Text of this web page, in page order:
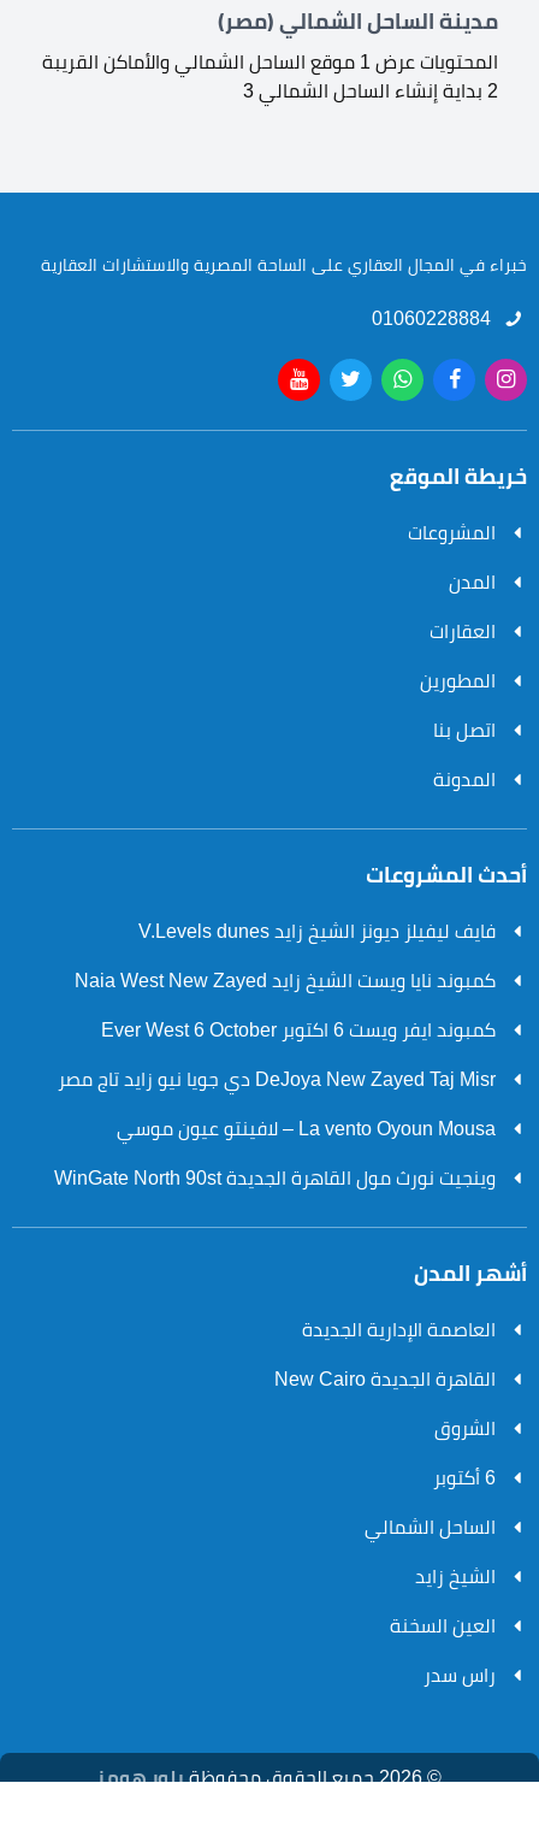
مدينة الساحل الشمالي (مصر)
المحتويات عرض 1 موقع الساحل الشمالي والأماكن القريبة
2 بداية إنشاء الساحل الشمالي 3
خبراء في المجال العقاري على الساحة المصرية والاستشارات العقارية
01060228884
خريطة الموقع
المشروعات
المدن
العقارات
المطورين
اتصل بنا
المدونة
أحدث المشروعات
فايف ليفيلز ديونز الشيخ زايد V.Levels dunes
كمبوند نايا ويست الشيخ زايد Naia West New Zayed
كمبوند ايفر ويست 6 اكتوبر Ever West 6 October
DeJoya New Zayed Taj Misr دي جويا نيو زايد تاج مصر
La vento Oyoun Mousa – لافينتو عيون موسي
وينجيت نورث مول القاهرة الجديدة WinGate North 90st
أشهر المدن
العاصمة الإدارية الجديدة
القاهرة الجديدة New Cairo
الشروق
6 أكتوبر
الساحل الشمالي
الشيخ زايد
العين السخنة
راس سدر
© 2026 جميع الحقوق محفوظة بلور هومز